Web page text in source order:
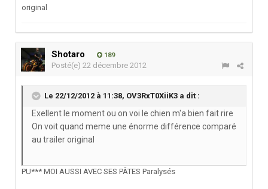
original
Shotaro 189
Posté(e) 22 décembre 2012
Le 22/12/2012 à 11:38, OV3RxT0XiiK3 a dit :
Exellent le moment ou on voi le chien m'a bien fait rire
On voit quand meme une énorme différence comparé
au trailer original
PU*** MOI AUSSI AVEC SES PÂTES Paralysés